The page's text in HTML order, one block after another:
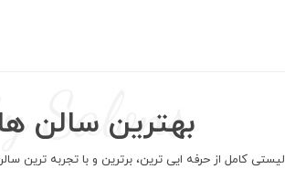
Salons
بهترین سالن
لیستی کامل از حرفه ایی ترین، برترین و با تجربه ترین